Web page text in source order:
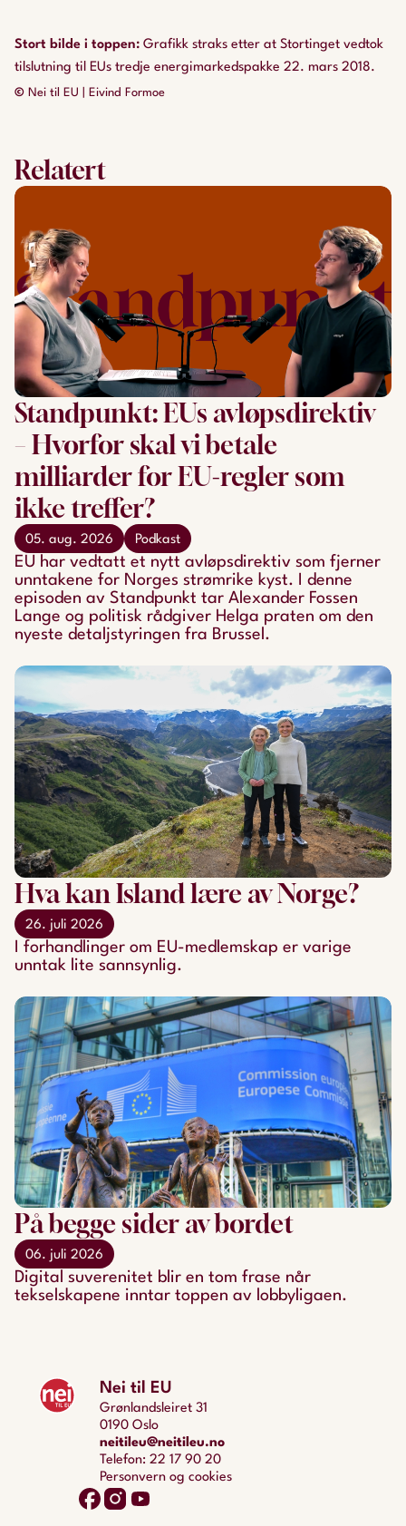
Stort bilde i toppen: Grafikk straks etter at Stortinget vedtok
tilslutning til EUs tredje energimarkedspakke 22. mars 2018.
© Nei til EU | Eivind Formoe
Relatert
Standpunkt: EUs avløpsdirektiv
– Hvorfor skal vi betale
milliarder for EU-regler som
ikke treffer?
05. aug. 2026 Podkast
EU har vedtatt et nytt avløpsdirektiv som fjerner
unntakene for Norges strømrike kyst. I denne
episoden av Standpunkt tar Alexander Fossen
Lange og politisk rådgiver Helga praten om den
nyeste detaljstyringen fra Brussel.
Hva kan Island lære av Norge?
26. juli 2026
​​​​​​​I forhandlinger om EU-medlemskap er varige
unntak lite sannsynlig.
På begge sider av bordet
06. juli 2026
Digital suverenitet blir en tom frase når
tekselskapene inntar toppen av lobbyligaen.
Nei til EU
Grønlandsleiret 31
0190 Oslo
neitileu@neitileu.no
Telefon: 22 17 90 20
Personvern og cookies